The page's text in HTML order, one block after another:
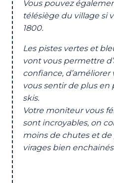
Vous pouvez
télésiège du village si
1800.
Les pistes vertes et
vont vous permettre
confiance,
vous sentir de plus en
skis.
Votre moniteur vous
sont incroyables, on
moins de chutes et
virages bien enchainés